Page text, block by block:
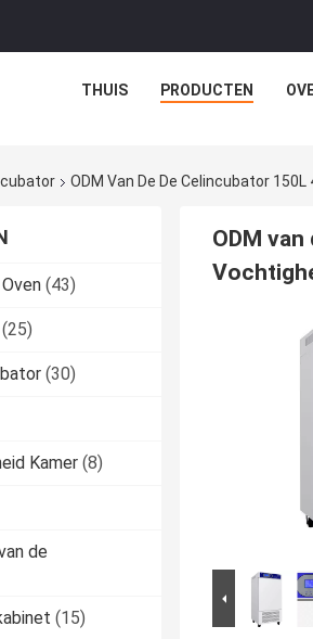
THUIS PRODUCTEN
ODM Van De De Celincubator
(43)
(25)
(30)
Kamer (8)
de
(15)
ODM